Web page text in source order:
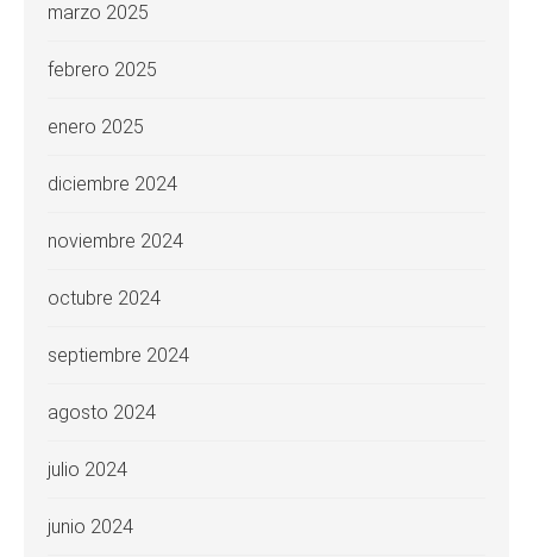
marzo 2025
febrero 2025
enero 2025
diciembre 2024
noviembre 2024
octubre 2024
septiembre 2024
agosto 2024
julio 2024
junio 2024